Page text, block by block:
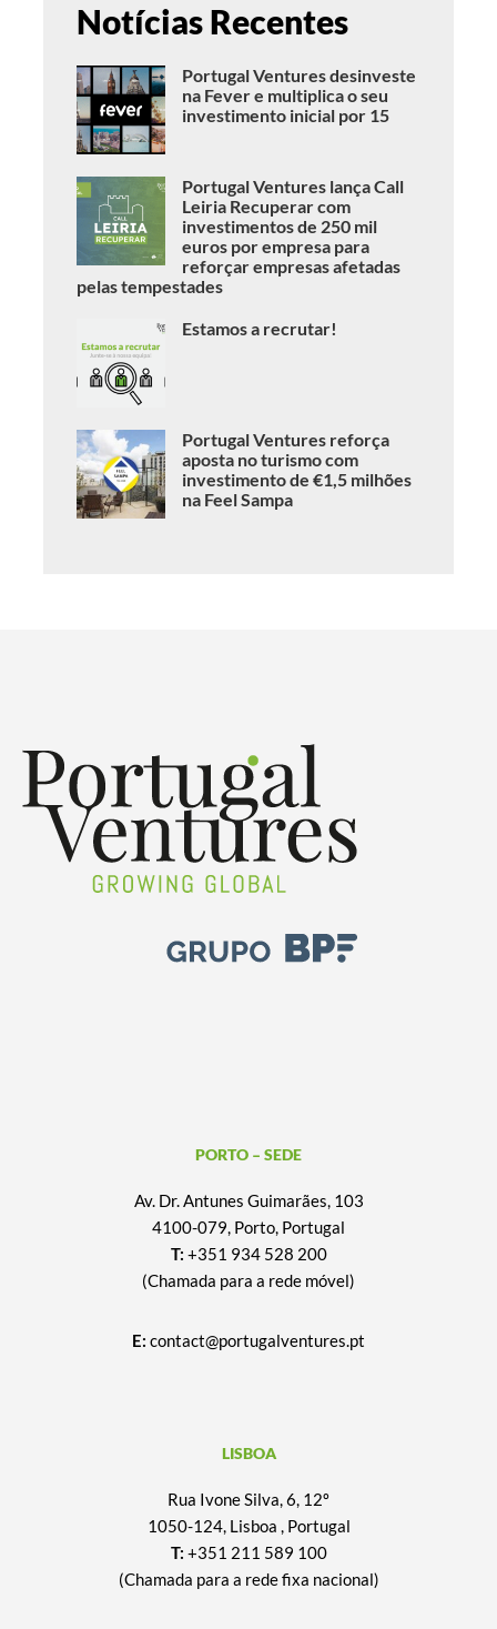
Notícias Recentes
Portugal Ventures desinveste
na Fever e multiplica o seu
investimento inicial por 15
Portugal Ventures lança Call
Leiria Recuperar com
investimentos de 250 mil
euros por empresa para
reforçar empresas afetadas
pelas tempestades
Estamos a recrutar!
Portugal Ventures reforça
aposta no turismo com
investimento de €1,5 milhões
na Feel Sampa
PORTO – SEDE
Av. Dr. Antunes Guimarães, 103
4100-079, Porto, Portugal
T: +351 934 528 200
(Chamada para a rede móvel)
E: contact@portugalventures.pt
LISBOA
Rua Ivone Silva, 6, 12º
1050-124, Lisboa , Portugal
T: +351 211 589 100
(Chamada para a rede fixa nacional)